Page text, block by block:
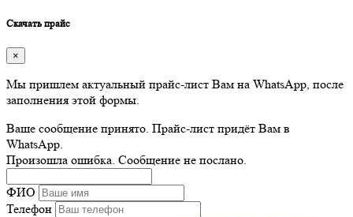
Скачать прайс
×
Мы пришлем актуальный прайс-лист Вам на WhatsApp, после
заполнения этой формы.
Ваше сообщение принято. Прайс-лист придёт Вам в
WhatsApp.
Произошла ошибка. Сообщение не послано.
ФИО
Телефон